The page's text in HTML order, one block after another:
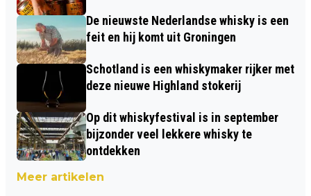
De nieuwste Nederlandse whisky is een
feit en hij komt uit Groningen
Schotland is een whiskymaker rijker met
deze nieuwe Highland stokerij
Op dit whiskyfestival is in september
bijzonder veel lekkere whisky te
ontdekken
Meer artikelen